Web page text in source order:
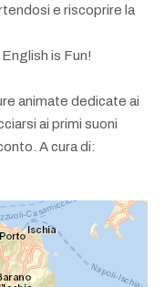
e riscoprire la
is Fun!
animate dedicate ai
ai primi suoni
A cura di: